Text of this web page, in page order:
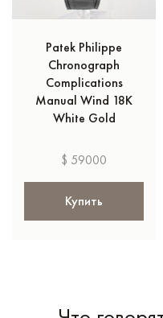
Patek Philippe
Chronograph
Complications
Manual Wind 18K
White Gold
$ 59000
Купить